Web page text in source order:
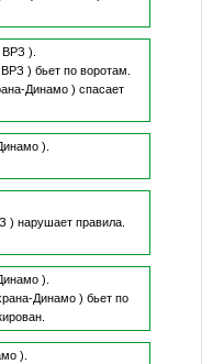
).
) бьет по воротам.
Динамо ) спасает
).
) нарушает правила.
).
Динамо ) бьет по
).